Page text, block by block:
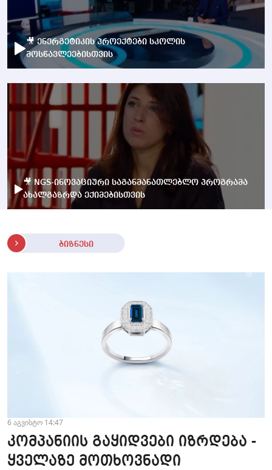
🎥 ენერგეტიკის პროექტები სკოლის
მოსწავლეებისთვის
🎥 NGS-ინოვაციური საგანმანათლებლო პროგრამა
ახალგაზრდა ექიმებისთვის
ბიზნესი
6 აგვისტო 14:47
კომპანიის გაყიდვები იზრდება -
ყველაზე მოთხოვნადი